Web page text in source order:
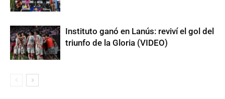
Instituto ganó en Lanús: reviví el gol del
triunfo de la Gloria (VIDEO)